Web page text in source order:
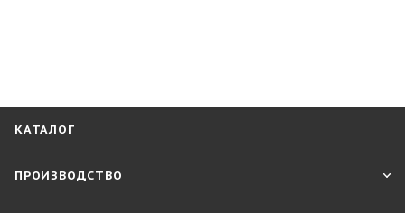
КАТАЛОГ
ПРОИЗВОДСТВО